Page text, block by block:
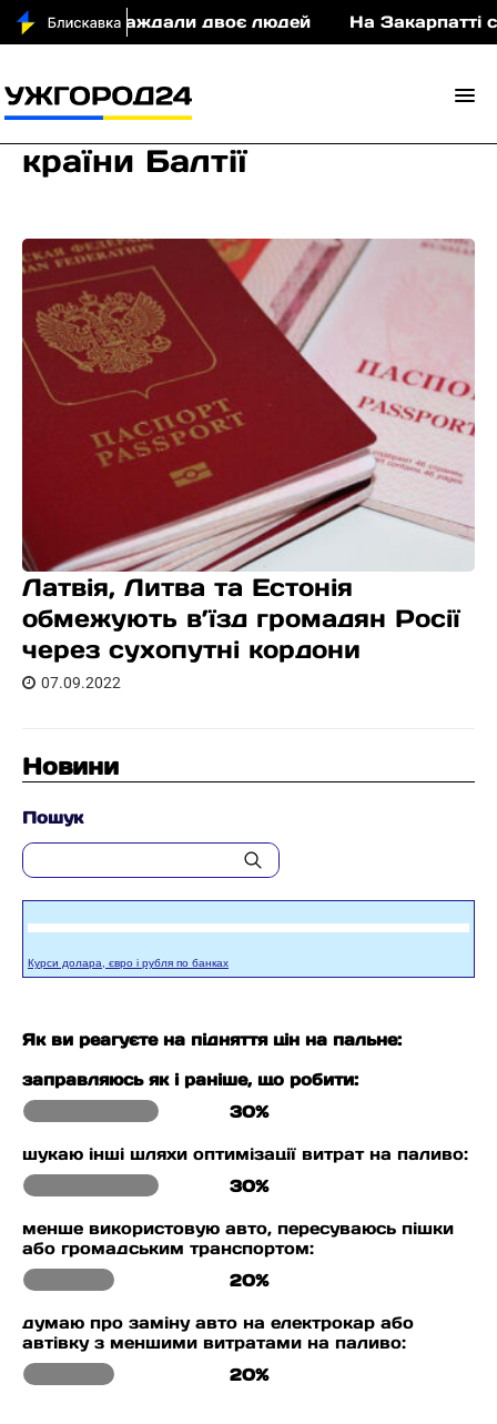
постраждали двоє людей На Закарпатті
країни Балтії
Латвія, Литва та Естонія
обмежують в’їзд громадян Росії
через сухопутні кордони
07.09.2022
Новини
Пошук
Курси долара, євро і рубля по банках
Як ви реагуєте на підняття цін на пальне:
заправляюсь як і раніше, що робити:
30%
шукаю інші шляхи оптимізації витрат на паливо:
30%
менше використовую авто, пересуваюсь пішки
або громадським транспортом:
20%
думаю про заміну авто на електрокар або
автівку з меншими витратами на паливо:
20%